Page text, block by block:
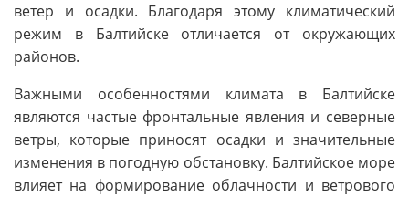
ветер и осадки. Благодаря этому климатический
режим в Балтийске отличается от окружающих
районов.
Важными особенностями климата в Балтийске
являются частые фронтальные явления и северные
ветры, которые приносят осадки и значительные
изменения в погодную обстановку. Балтийское море
влияет на формирование облачности и ветрового